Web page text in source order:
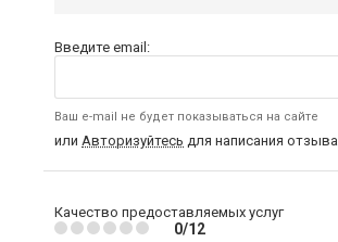
Введите email:
Ваш e-mail не будет показываться на сайте
или Авторизуйтесь для написания отзыва
Качество предоставляемых услуг
0/12